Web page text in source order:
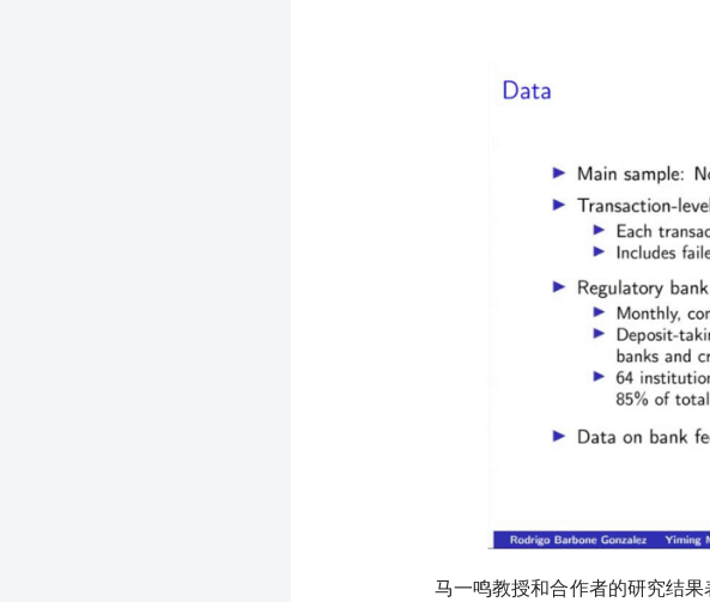
马一鸣教授和合作者的研究结